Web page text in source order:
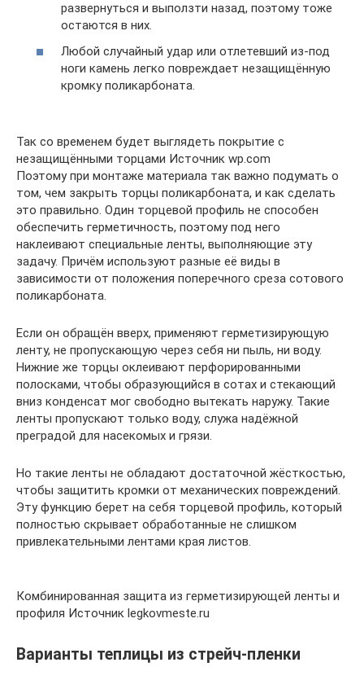
развернуться и выползти назад, поэтому тоже
остаются в них.
Любой случайный удар или отлетевший из-под
ноги камень легко повреждает незащищённую
кромку поликарбоната.
Так со временем будет выглядеть покрытие с
незащищёнными торцами Источник wp.com
Поэтому при монтаже материала так важно подумать о
том, чем закрыть торцы поликарбоната, и как сделать
это правильно. Один торцевой профиль не способен
обеспечить герметичность, поэтому под него
наклеивают специальные ленты, выполняющие эту
задачу. Причём используют разные её виды в
зависимости от положения поперечного среза сотового
поликарбоната.
Если он обращён вверх, применяют герметизирующую
ленту, не пропускающую через себя ни пыль, ни воду.
Нижние же торцы оклеивают перфорированными
полосками, чтобы образующийся в сотах и стекающий
вниз конденсат мог свободно вытекать наружу. Такие
ленты пропускают только воду, служа надёжной
преградой для насекомых и грязи.
Но такие ленты не обладают достаточной жёсткостью,
чтобы защитить кромки от механических повреждений.
Эту функцию берет на себя торцевой профиль, который
полностью скрывает обработанные не слишком
привлекательными лентами края листов.
Комбинированная защита из герметизирующей ленты и
профиля Источник legkovmeste.ru
Варианты теплицы из стрейч-пленки